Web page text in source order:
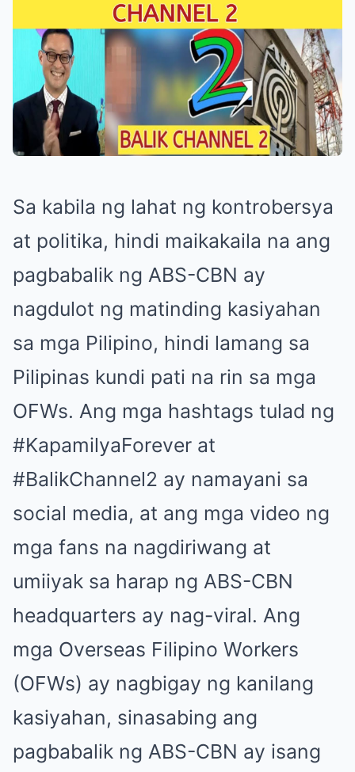
Sa kabila ng lahat ng kontrobersya
at politika, hindi maikakaila na ang
pagbabalik ng ABS-CBN ay
nagdulot ng matinding kasiyahan
sa mga Pilipino, hindi lamang sa
Pilipinas kundi pati na rin sa mga
OFWs. Ang mga hashtags tulad ng
#KapamilyaForever at
#BalikChannel2 ay namayani sa
social media, at ang mga video ng
mga fans na nagdiriwang at
umiiyak sa harap ng ABS-CBN
headquarters ay nag-viral. Ang
mga Overseas Filipino Workers
(OFWs) ay nagbigay ng kanilang
kasiyahan, sinasabing ang
pagbabalik ng ABS-CBN ay isang